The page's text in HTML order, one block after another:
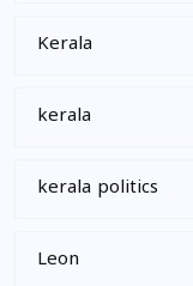
Kerala
kerala
kerala politics
Leon